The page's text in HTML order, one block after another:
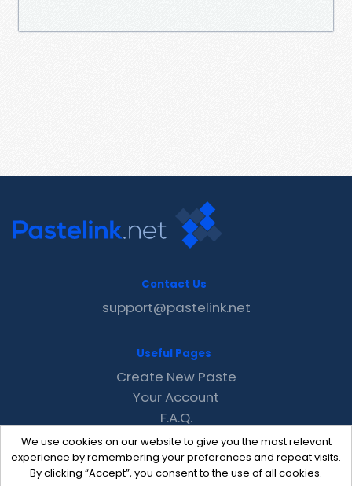
We use cookies on our website to give you the most relevant
experience by remembering your preferences and repeat visits.
By clicking “Accept”, you consent to the use of all cookies.
Contact Us
support@pastelink.net
Useful Pages
Create New Paste
Your Account
F.A.Q.
Recent
Contact